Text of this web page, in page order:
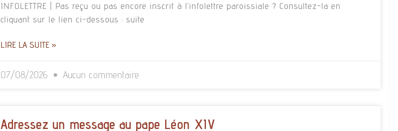
INFOLETTRE | Pas reçu ou pas encore inscrit à l’infolettre paroissiale ? Consultez-la en
cliquant sur le lien ci-dessous : suite
LIRE LA SUITE »
07/08/2026 Aucun commentaire
Adressez un message au pape Léon XIV